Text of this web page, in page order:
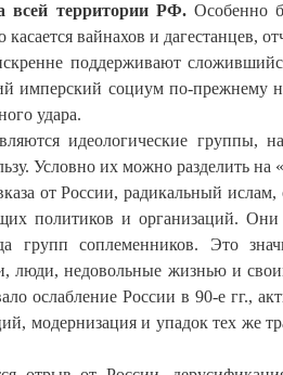
всей территории РФ.Особенно
вайнахов и дагестанцев,
поддерживают
имперский социум по-прежнему
удара.
идеологические группы,
Условно их можно разделить на
от России, радикальный
политиков и организаций.
групп соплеменников. Это
люди, недовольные жизнью и
ослабление России в 90-е гг.,
модернизация и упадок тех же